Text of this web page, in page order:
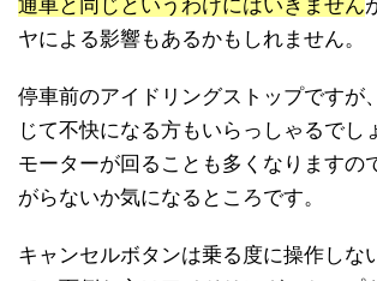
通車と同じというわけにはいきません
ヤによる影響もあるかもしれません。
停車前のアイドリングストップですが
じて不快になる方もいらっしゃるでし
モーターが回ることも多くなりますの
がらないか気になるところです。
キャンセルボタンは乗る度に操作しな